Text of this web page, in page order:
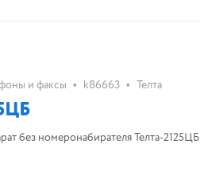
и факсы • k86663 • Телта
без номеронабирателя Телта-2125ЦБ